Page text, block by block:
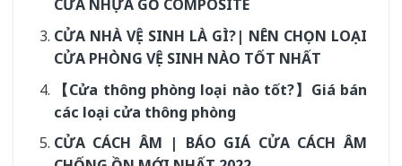
CỬA NHỰA GỖ COMPOSITE
CỬA NHÀ VỆ SINH LÀ GÌ?| NÊN CHỌN LOẠI
CỬA PHÒNG VỆ SINH NÀO TỐT NHẤT
【Cửa thông phòng loại nào tốt?】Giá bán
các loại cửa thông phòng
CỬA CÁCH ÂM | BÁO GIÁ CỬA CÁCH ÂM